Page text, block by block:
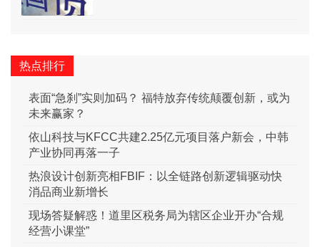
热点排行
表面“急刹”实则加码？ 福特放弃传统颠覆创新，或为
未来赢家？
依山科技与KFCC共建2.25亿元项目落户新会，中韩
产业协同再落一子
热浪设计创新亮相FBIF：以全链路创新逻辑驱动快
消品商业新增长
现场答疑解惑！道里区税务局为辖区企业开办“合规
经营小课堂”